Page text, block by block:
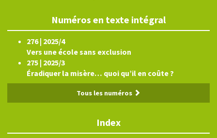
Numéros en texte intégral
276 | 2025/4
Vers une école sans exclusion
275 | 2025/3
Éradiquer la misère… quoi qu’il en coûte ?
Tous les numéros
Index